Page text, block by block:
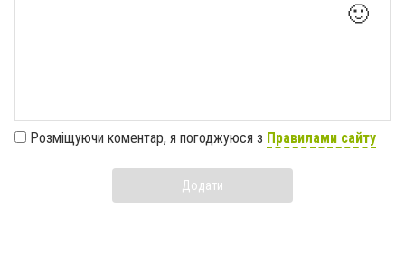
🙂
Розміщуючи коментар, я погоджуюся з Правилами сайту
Додати